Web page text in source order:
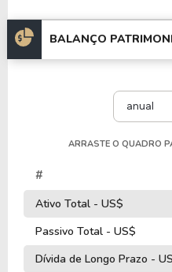
BALANÇO
anual
ARRASTE O QUADRO
#
Ativo Total - US$
Passivo Total - US$
Dívida de Longo Prazo -